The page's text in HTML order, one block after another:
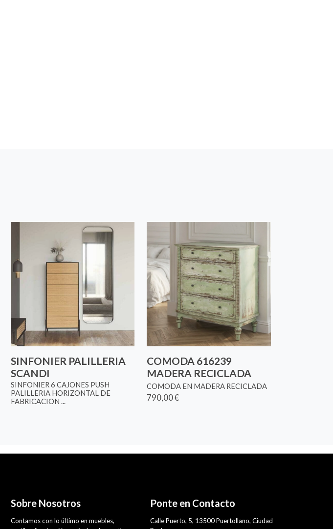
SINFONIER PALILLERIA
SCANDI
SINFONIER 6 CAJONES PUSH
PALILLERIA HORIZONTAL DE
FABRICACION ...
COMODA 616239
MADERA RECICLADA
COMODA EN MADERA RECICLADA
790,00 €
Sobre Nosotros
Contamos con lo último en muebles,
Ponte en Contacto
Calle Puerto, 5, 13500 Puertollano, Ciudad